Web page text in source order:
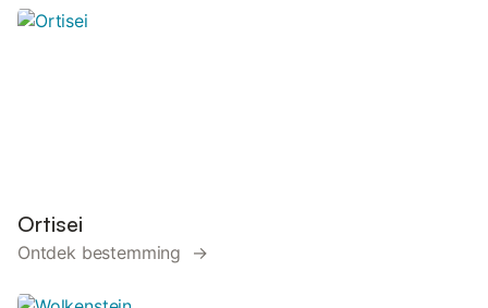
Ortisei
Ontdek bestemming →